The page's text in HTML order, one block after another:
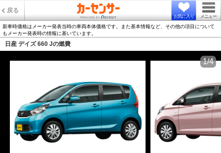
戻る
お気に入り メニュー
新車時価格はメーカー発表当時の車両本体価格です。また基本情報など、その他の項目について
もメーカー発表時の情報に基いています。
日産 デイズ 660 Jの燃費
1/4